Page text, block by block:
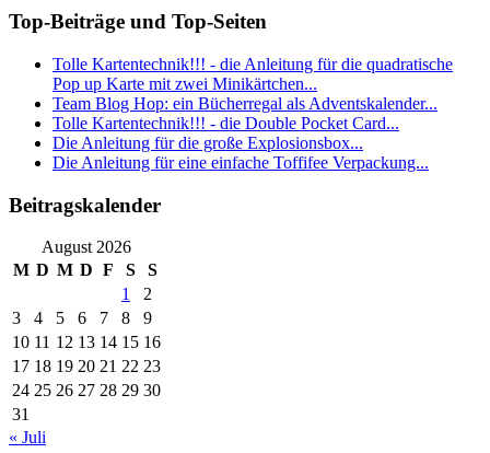
Top-Beiträge und Top-Seiten
Tolle Kartentechnik!!! - die Anleitung für die quadratische
Pop up Karte mit zwei Minikärtchen...
Team Blog Hop: ein Bücherregal als Adventskalender...
Tolle Kartentechnik!!! - die Double Pocket Card...
Die Anleitung für die große Explosionsbox...
Die Anleitung für eine einfache Toffifee Verpackung...
Beitragskalender
August 2026
M D M D F S
S
1
2
3
4 5 6 7 8
9
10 11 12 13 14 15 16
17 18 19 20 21 22 23
24 25 26 27 28 29 30
31
« Juli